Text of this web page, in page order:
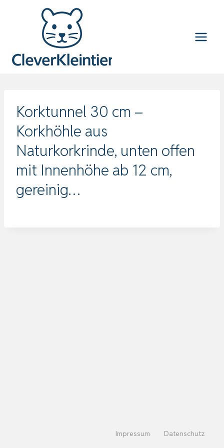
Korktunnel 30 cm –
Korkhöhle aus
Naturkorkrinde, unten offen
mit Innenhöhe ab 12 cm,
gereinig…
Impressum Datenschutz